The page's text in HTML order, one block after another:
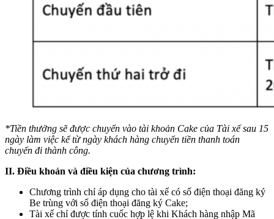
*Tiền thưởng sẽ được chuyển vào tài khoản Cake của Tài xế sau 15
ngày làm việc kể từ ngày khách hàng chuyển tiền thanh toán
chuyến đi thành công.
II. Điều khoản và điều kiện của chương trình:
Chương trình chỉ áp dụng cho tài xế có số điện thoại đăng ký
Be trùng với số điện thoại đăng ký Cake;
Tài xế chỉ được tính cuốc hợp lệ khi Khách hàng nhập Mã